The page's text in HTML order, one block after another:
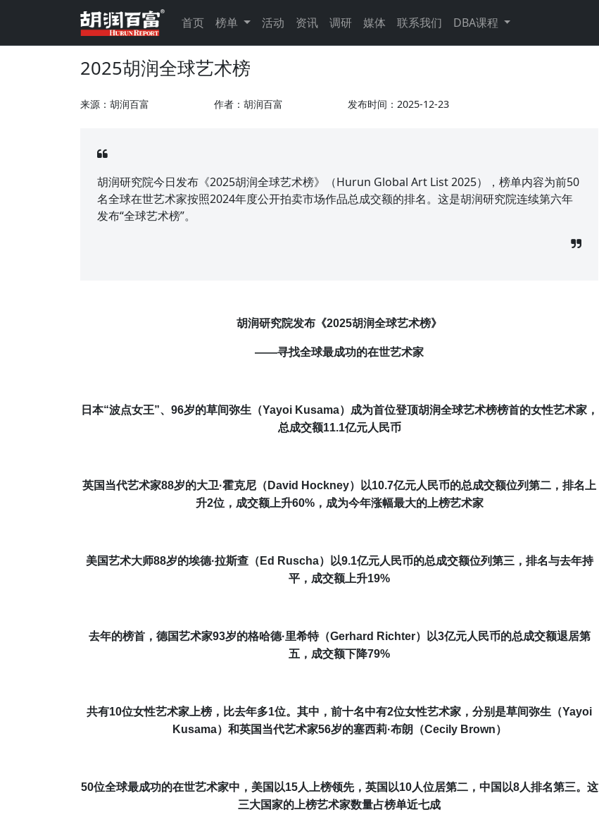
首页 榜单 活动 资讯 调研 媒体 联系我们 DBA课程
2025胡润全球艺术榜
来源：胡润百富 作者：胡润百富 发布时间：2025-12-23
胡润研究院今日发布《2025胡润全球艺术榜》（Hurun Global Art List 2025），榜单内容为前50
名全球在世艺术家按照2024年度公开拍卖市场作品总成交额的排名。这是胡润研究院连续第六年
发布“全球艺术榜”。
胡润研究院发布《2025胡润全球艺术榜》
——寻找全球最成功的在世艺术家
日本“波点女王”、 96岁的草间弥生 （Yayoi Kusama） 成为首位登顶胡润全球艺术榜榜首的女性艺术家，
总成交额11.1亿元人民币
英国当代艺术家88岁的大卫·霍克尼 （ David Hockney）以10.7亿元人民币的总成交额位列第二，排名上
升2位，成交额上升60%， 成为今年涨幅最大的上榜艺术家
美国艺术大师88岁的埃德·拉斯查（ Ed Ruscha）以9.1亿元人民币的总成交额位列第三，排名与去年持
平，成交额上升19%
去年的榜首， 德国艺术家93岁的格哈德·里希特（Gerhard Richter）以3亿元人民币的总成交额退居第
五，成交额下降79%
共有10位女性艺术家上榜，比去年多1位。其中，前十名中有2位女性艺术家，分别是草间弥生 （Yayoi
Kusama）和英国当代艺术家56岁的塞西莉·布朗 （Cecily Brown）
50位全球最成功的在世艺术家中， 美国以15人 上榜领先， 英国以10人位居第二， 中国 以8人排名第三。 这
三大国家的上榜艺术家数量占榜单近七成